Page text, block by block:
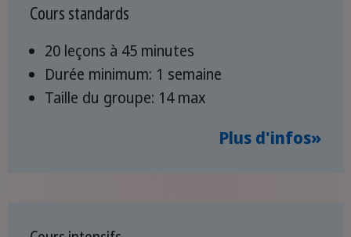
Cours standards
20 leçons à 45 minutes
Durée minimum: 1 semaine
Taille du groupe: 14 max
Plus d'infos»